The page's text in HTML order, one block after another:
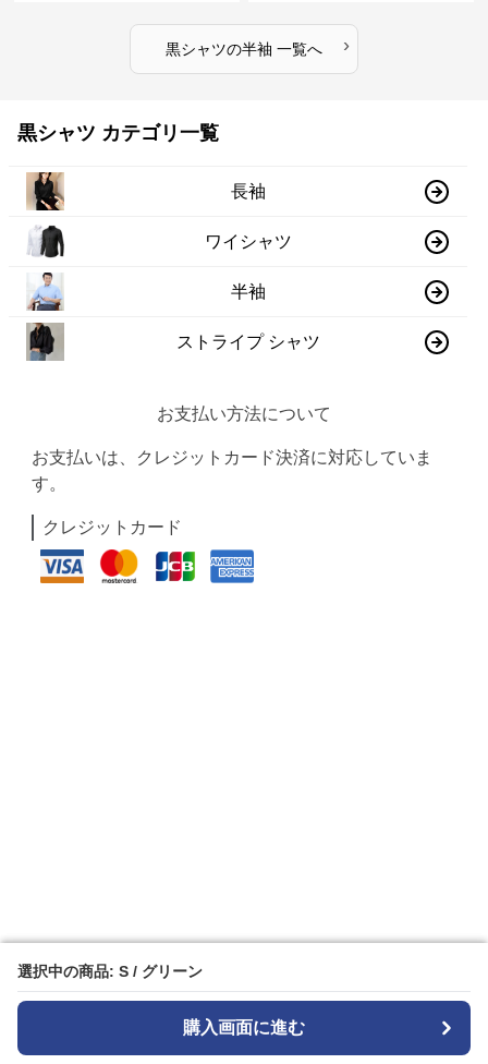
選択中の商品: S / グリーン
購入画面に進む
選択中の商品: S / グリーン
購入画面に進む
黒シャツの半袖 一覧へ ›
黒シャツ カテゴリ一覧
長袖
ワイシャツ
半袖
ストライプ シャツ
お支払い方法について
お支払いは、クレジットカード決済に対応していま
す。
クレジットカード